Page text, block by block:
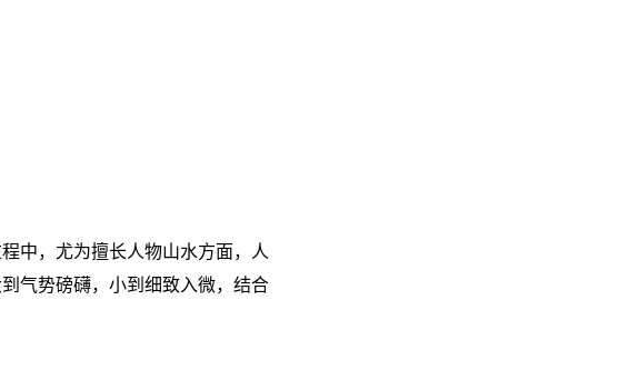
中，尤为擅长人物山水方面，人
气势磅礴，小到细致入微，结合